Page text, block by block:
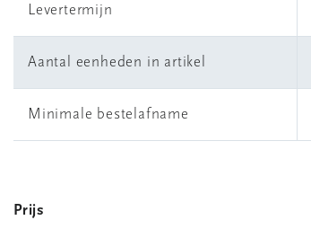
Levertermijn
Aantal eenheden in artikel
Minimale bestelafname
Prijs